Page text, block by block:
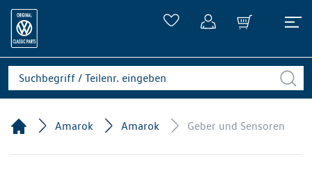
Amarok Amarok Geber und Sensoren